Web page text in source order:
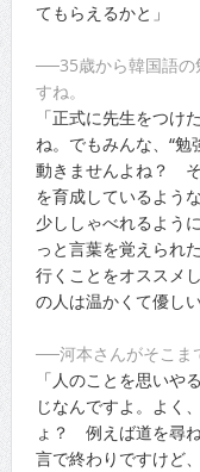
てもらえるかと」
──35歳から韓国語
すね。
「正式に先生をつけ
ね。でもみんな、“勉
動きませんよね？
を育成しているよう
少ししゃべれるよう
っと言葉を覚えられ
行くことをオススメ
の人は温かくて優し
──河本さんがそこま
「人のことを思いや
じなんですよ。よく
ょ？ 例えば道を尋
言で終わりですけど